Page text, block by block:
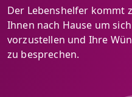
Der Lebenshelfer kommt
Ihnen nach Hause um
vorzustellen und Ihre
zu besprechen.